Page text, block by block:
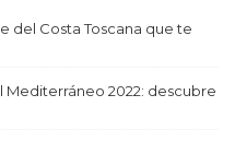
del Costa Toscana que te
Mediterráneo 2022: descubre